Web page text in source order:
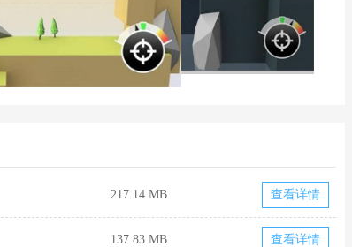
217.14 MB 查看详情
137.83 MB 查看详情